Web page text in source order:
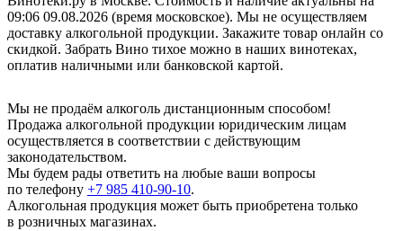
09:06 09.08.2026 (время московское). Мы не осуществляем
доставку алкогольной продукции. Закажите товар онлайн со
скидкой. Забрать Вино тихое можно в наших винотеках,
оплатив наличными или банковской картой.
Мы не продаём алкоголь дистанционным способом!
Продажа алкогольной продукции юридическим лицам
осуществляется в соответствии с действующим
законодательством.
Мы будем рады ответить на любые ваши вопросы
по телефону +7 985 410-90-10.
Алкогольная продукция может быть приобретена только
в розничных магазинах.